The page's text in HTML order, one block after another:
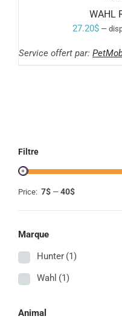
WAHL
27.20$ —
Service offert par:
Filtre
Price: 7$ — 40$
Marque
Hunter (1)
Wahl (1)
Animal